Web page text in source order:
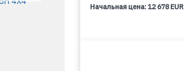
Начальная цена:12 678 EUR